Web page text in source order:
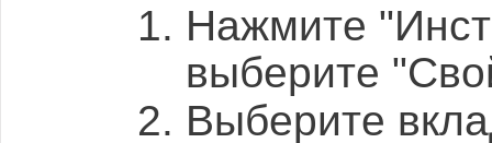
Нажмите
выберите
Выберите